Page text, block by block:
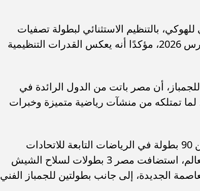
بالتنظيم الاستثنائي لبطولة تصفيات
كأس العالم للهوكي (رجال) بالإسماعيلية خلال مارس 2026، مؤكدًا أنه يعكس القدرات التنظيمية
للجمباز، أن مصر باتت من الدول الرائدة في
تمتلكه من منشآت رياضية متميزة وخبرات
وأشارت الإنفوجرافات إلى أن مصر تنظم أكثر من 90 بطولة في الرياضات التابعة للاتحادات
الأولمبية عام 2026، فعلى صعيد بطولات كأس العالم، استضافت مصر 3 بطولات لسلاح الشيش
الجديدة، إلى جانب بطولتين للجمباز الفني